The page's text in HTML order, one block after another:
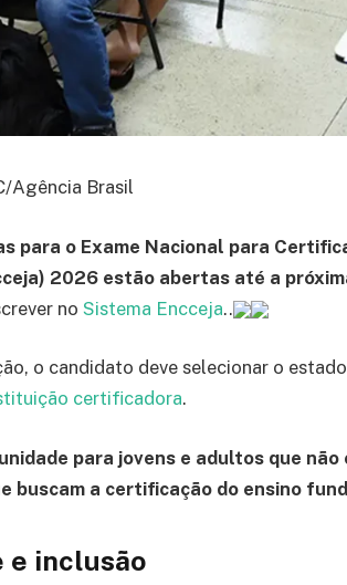
Agência Brasil
para o Exame Nacional para
2026 estão abertas até a
no Sistema Encceja..
o candidato deve selecionar o
certificadora.
para jovens e adultos que
buscam a certificação do ensino
e inclusão